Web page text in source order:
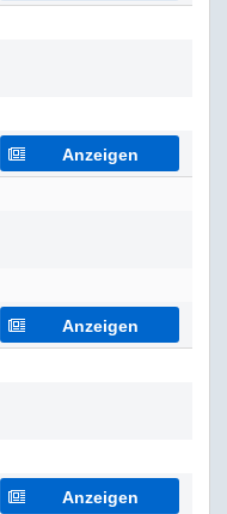
Anzeigen
Anzeigen
Anzeigen